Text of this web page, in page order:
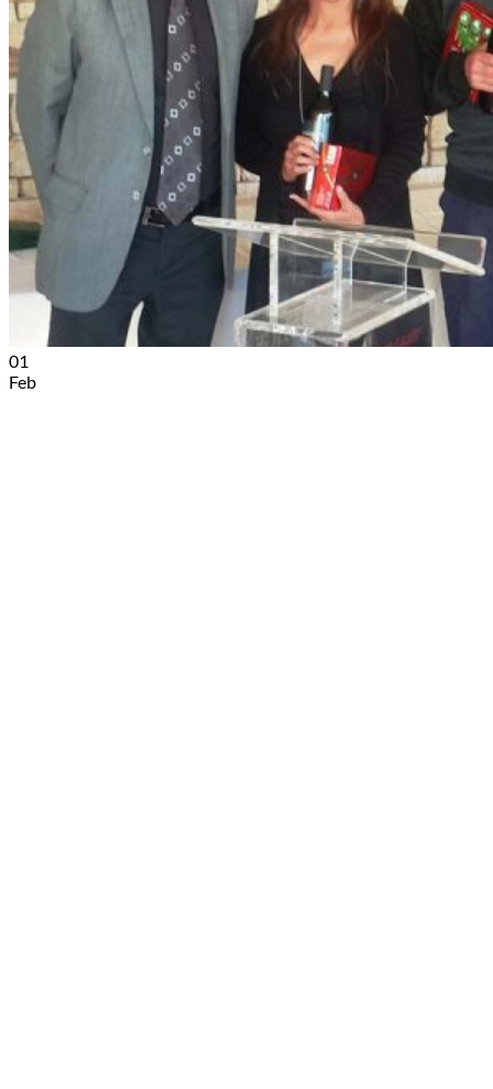
Reservar
01
Feb